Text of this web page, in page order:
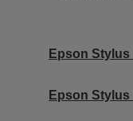
Epson Stylus
Epson Stylus